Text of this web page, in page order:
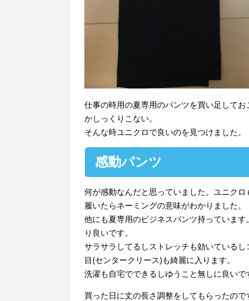
仕事の時用の夏専用のパンツを買い足して
かしっくりこない。
そんな時ユニクロで良いのを見つけました。
感動パンツ
何が感動なんだと思っていました。ユニクロ
履いたらネーミングの意味がわかりました。
他にも夏専用のビジネスパンツ持っていま
り良いです。
サラサラしてるしストレッチも効いている
目(センタークリース)も綺麗に入ります。
洗濯も自宅でできるしゆうこと無しに良いで
買った日に丈の長さ調整をしてもらったの